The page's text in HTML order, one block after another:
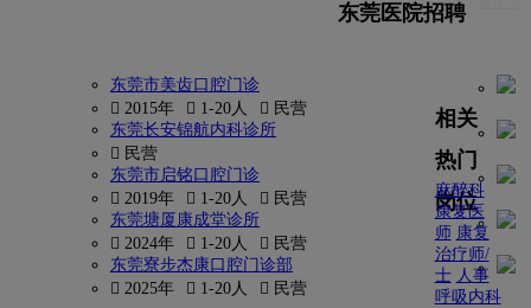
东莞医院招聘
东莞市美齿口腔门诊
 2015年
 1-20人
 民营
东莞长安锦航内科诊所
 民营
东莞市启铭口腔门诊
 2019年
 1-20人
 民营
东莞塘厦康成堂诊所
 2024年
 1-20人
 民营
东莞寮步杰康口腔门诊部
 2025年
 1-20人  民营
相关
热门
岗位
麻醉科
康复医
师 康复
治疗师/
士 人事
呼吸内科